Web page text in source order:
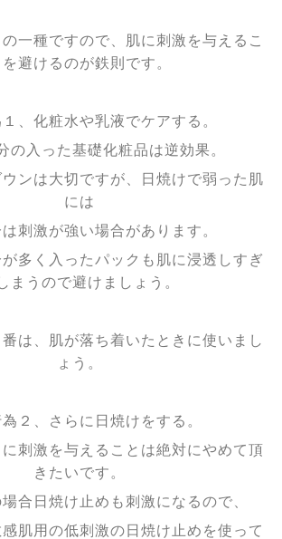
一種ですので、肌に刺激を与えるこ
を避けるのが鉄則です。
１、化粧水や乳液でケアする。
の入った基礎化粧品は逆効果。
ンは大切ですが、日焼けで弱った肌
には
刺激が強い場合があります。
多く入ったパックも肌に浸透しすぎ
まうので避けましょう。
は、肌が落ち着いたときに使いまし
ょう。
為２、さらに日焼けをする。
刺激を与えることは絶対にやめて頂
きたいです。
合日焼け止めも刺激になるので、
肌用の低刺激の日焼け止めを使って